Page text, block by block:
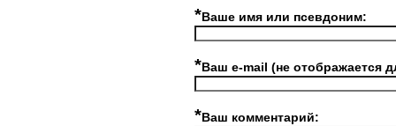
*Ваше имя или псевдоним:
*Ваш e-mail (не отображается
*Ваш комментарий: